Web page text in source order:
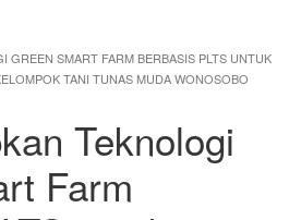
GREEN SMART FARM BERBASIS PLTS UNTUK
TANI TUNAS MUDA WONOSOBO
Teknologi
Farm